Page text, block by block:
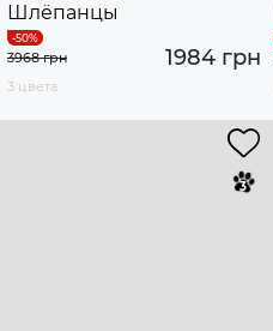
Шлёпанцы
1984 грн
3968 грн
3 цвета